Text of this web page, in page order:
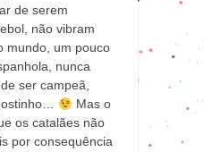
de serem
não vibram
mundo, um pouco
nunca
ser campeã,
Mas o
os catalães não
por consequência